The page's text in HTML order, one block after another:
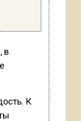
в
К